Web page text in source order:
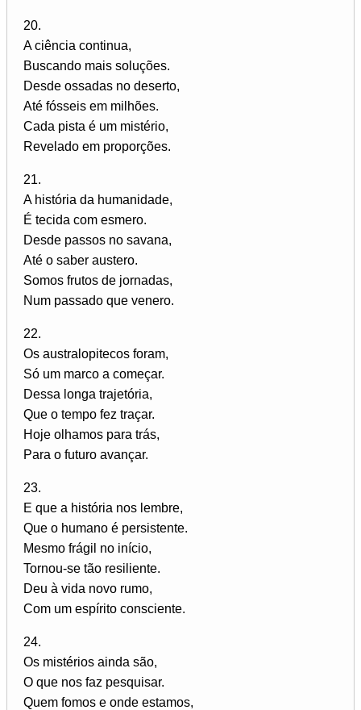
20.
A ciência continua,
Buscando mais soluções.
Desde ossadas no deserto,
Até fósseis em milhões.
Cada pista é um mistério,
Revelado em proporções.
21.
A história da humanidade,
É tecida com esmero.
Desde passos no savana,
Até o saber austero.
Somos frutos de jornadas,
Num passado que venero.
22.
Os australopitecos foram,
Só um marco a começar.
Dessa longa trajetória,
Que o tempo fez traçar.
Hoje olhamos para trás,
Para o futuro avançar.
23.
E que a história nos lembre,
Que o humano é persistente.
Mesmo frágil no início,
Tornou-se tão resiliente.
Deu à vida novo rumo,
Com um espírito consciente.
24.
Os mistérios ainda são,
O que nos faz pesquisar.
Quem fomos e onde estamos,